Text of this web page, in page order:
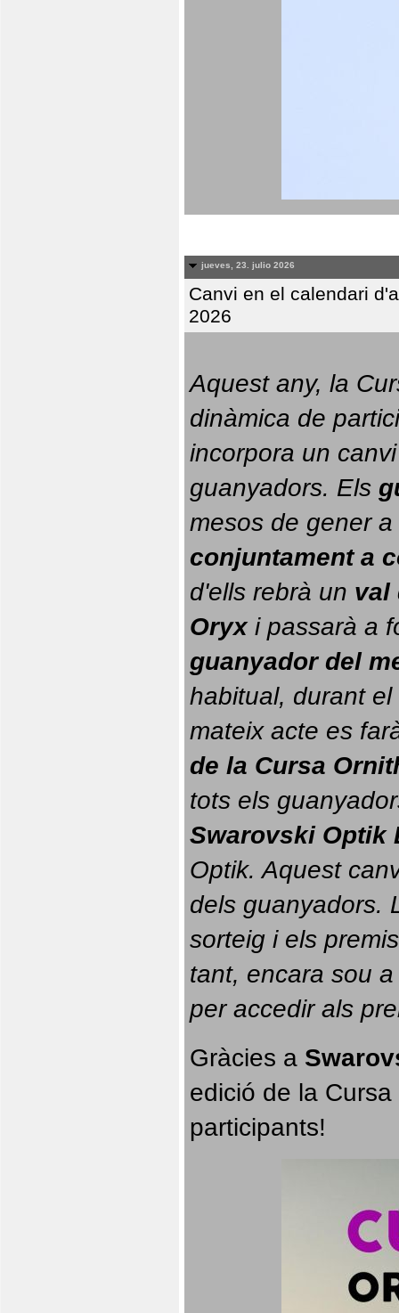
jueves, 23. julio 2026
Canvi en el calendari
2026
Aquest any, la
dinàmica de
incorpora un
guanyadors. Els
conjuntament a
d'ells rebrà un val
Oryx i passarà a
guanyador del
habitual, durant el
mateix acte es
de la Cursa
tots els
Swarovski Optik
Optik. Aquest
dels guanyadors.
sorteig i els
tant, encara sou
per accedir als
Gràcies a
edició de la
participants!